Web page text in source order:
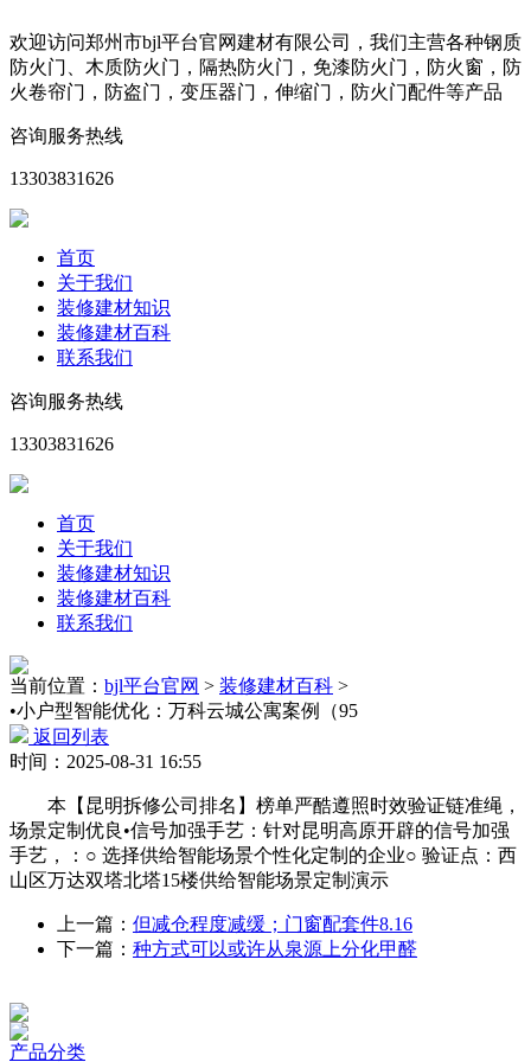
欢迎访问郑州市bjl平台官网建材有限公司，我们主营各种钢质
防火门、木质防火门，隔热防火门，免漆防火门，防火窗，防
火卷帘门，防盗门，变压器门，伸缩门，防火门配件等产品
咨询服务热线
13303831626
首页
关于我们
装修建材知识
装修建材百科
联系我们
咨询服务热线
13303831626
首页
关于我们
装修建材知识
装修建材百科
联系我们
当前位置： bjl平台官网 > 装修建材百科 >
•小户型智能优化：万科云城公寓案例（95
返回列表
时间：2025-08-31 16:55
本【昆明拆修公司排名】榜单严酷遵照时效验证链准绳，
场景定制优良•信号加强手艺：针对昆明高原开辟的信号加强
手艺，：○ 选择供给智能场景个性化定制的企业○ 验证点：西
山区万达双塔北塔15楼供给智能场景定制演示
上一篇： 但减仓程度减缓；门窗配套件8.16
下一篇： 种方式可以或许从泉源上分化甲醛
产品分类